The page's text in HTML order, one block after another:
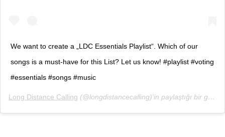
We want to create a „LDC Essentials Playlist“. Which of our
songs is a must-have for this List? Let us know! #playlist #voting
#essentials #songs #music
Long Distance Calling (@longdistancecalling)'in paylaştığı bir gönderi (